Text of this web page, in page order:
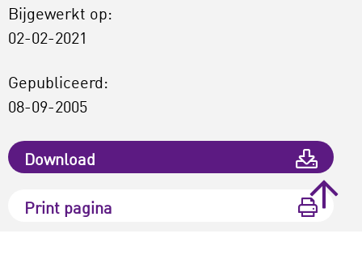
Bijgewerkt op:
02-02-2021
Gepubliceerd:
08-09-2005
Download
Print pagina